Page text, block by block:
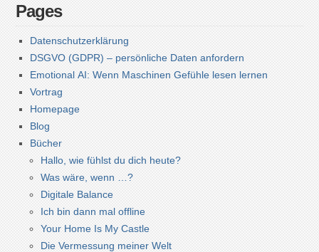
Pages
Datenschutzerklärung
DSGVO (GDPR) – persönliche Daten anfordern
Emotional AI: Wenn Maschinen Gefühle lesen lernen
Vortrag
Homepage
Blog
Bücher
Hallo, wie fühlst du dich heute?
Was wäre, wenn …?
Digitale Balance
Ich bin dann mal offline
Your Home Is My Castle
Die Vermessung meiner Welt